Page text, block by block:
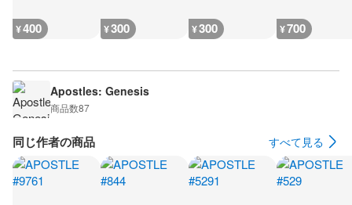
¥400 ¥300 ¥300 ¥700
Apostles: Genesis
商品数87
同じ作者の商品 すべて見る